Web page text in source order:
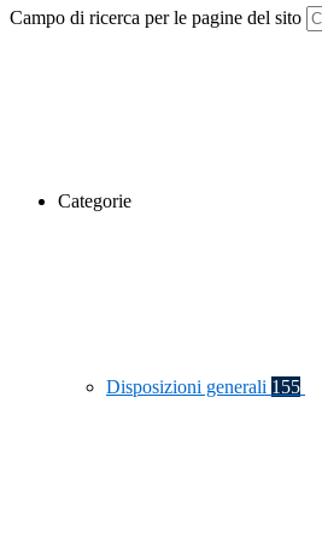
Campo di ricerca per le pagine del sito
Categorie
Disposizioni generali 155